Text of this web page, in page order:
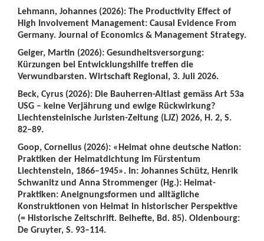
Lehmann, Johannes (2026): The Productivity Effect of
High Involvement Management: Causal Evidence From
Germany. Journal of Economics & Management Strategy.
Geiger, Martin (2026): Gesundheitsversorgung:
Kürzungen bei Entwicklungshilfe treffen die
Verwundbarsten. Wirtschaft Regional, 3. Juli 2026.
Beck, Cyrus (2026): Die Bauherren-Altlast gemäss Art 53a
USG – keine Verjährung und ewige Rückwirkung?
Liechtensteinische Juristen-Zeitung (LJZ) 2026, H. 2, S.
82–89.
Goop, Cornelius (2026): «Heimat ohne deutsche Nation:
Praktiken der Heimatdichtung im Fürstentum
Liechtenstein, 1866–1945». In: Johannes Schütz, Henrik
Schwanitz und Anna Strommenger (Hg.): Heimat-
Praktiken: Aneignungsformen und alltägliche
Konstruktionen von Heimat in historischer Perspektive
(= Historische Zeitschrift. Beihefte, Bd. 85). Oldenbourg:
De Gruyter, S. 93–114.